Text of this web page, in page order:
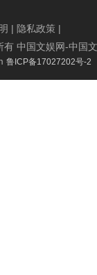
| 隐私政策 |
中国文娱网-中国
鲁ICP备17027202号-2